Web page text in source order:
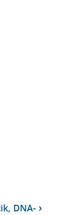
DNA-